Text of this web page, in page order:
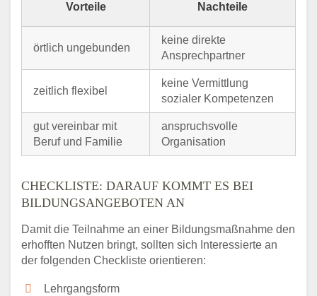
Vorteile Nachteile
örtlich ungebunden
keine direkte
Ansprechpartner
zeitlich flexibel
keine Vermittlung
sozialer Kompetenzen
gut vereinbar mit
Beruf und Familie
anspruchsvolle
Organisation
CHECKLISTE: DARAUF KOMMT ES BEI
BILDUNGSANGEBOTEN AN
Damit die Teilnahme an einer Bildungsmaßnahme den
erhofften Nutzen bringt, sollten sich Interessierte an
der folgenden Checkliste orientieren:
Lehrgangsform